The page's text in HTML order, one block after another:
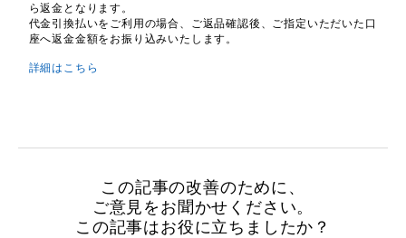
ら返金となります。
代金引換払いをご利用の場合、ご返品確認後、ご指定いただいた口
座へ返金金額をお振り込みいたします。
詳細はこちら
この記事の改善のために、
ご意見をお聞かせください。
この記事はお役に立ちましたか？